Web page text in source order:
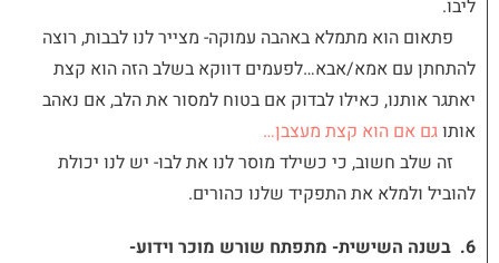
ליבו.
פתאום הוא מתמלא באהבה עמוקה- מצייר לנו לבבות, רוצה
להתחתן עם אמא/אבא…לפעמים דווקא בשלב הזה הוא קצת
יאתגר אותנו, כאילו לבדוק אם בטוח למסור את הלב, אם נאהב
אותוגם אם הוא קצת מעצבן…
זה שלב חשוב, כי כשילד מוסר לנו את לבו- יש לנו יכולת
להוביל ולמלא את התפקיד שלנו כהורים.
6. בשנה השישית- מתפתח שורש מוכר וידוע-